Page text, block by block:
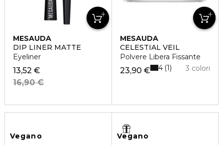
MESAUDA
DIP LINER MATTE
Eyeliner
13,52 €
16,90 €
MESAUDA
CELESTIAL VEIL
Polvere Libera Fissante
23,90 € 3 colori
4 1
Vegano Vegano